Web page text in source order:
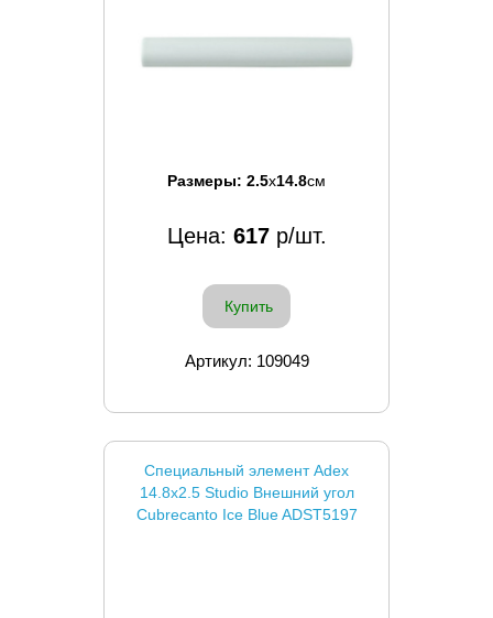
Размеры: 2.5x14.8см
Цена: 617р/шт.
Купить
Артикул: 109049
Специальный элемент Adex
14.8x2.5 Studio Внешний угол
Cubrecanto Ice Blue ADST5197